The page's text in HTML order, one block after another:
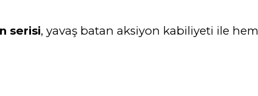
serisi, yavaş batan aksiyon kabiliyeti ile hem